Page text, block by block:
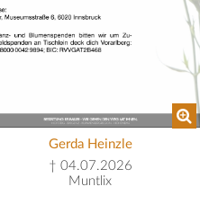
Gerda Heinzle
† 04.07.2026
Muntlix